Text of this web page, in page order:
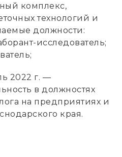
комплекс,
технологий и
должности:
исследователь;
2022 г. —
в должностях
на предприятиях и
края.